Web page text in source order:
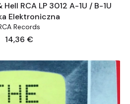
RCA LP 3012 A-1U / B-1U
Elektroniczna
Records
Preis
14,36 €